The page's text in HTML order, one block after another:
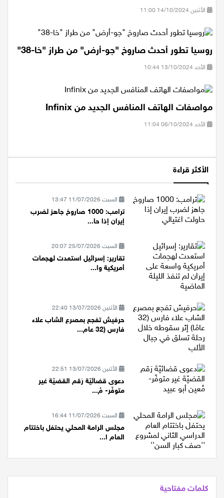
الأثنين 14/10/2024 11:00
روسيا تطور أحدث صاروخ "جو-أرض" من طراز "خا-38"
الأحد 13/10/2024 10:44
مواصفات الهاتف المنافس الجديد من Infinix
الأحد 06/10/2024 11:04
الأكثر قراءة
السبت 11/07/2026 13:47
ترامب: 1000 صاروخ جاهز لضرب
إيران إذا حا...
السبت 25/07/2026 20:07
تقارير: إسرائيل استعدت لهجمات
أمريكية وا...
الأثنين 13/07/2026 22:40
حرفيش تفجع بمصرع الشاب علاء
فارس (32 عام...
الأثنين 13/07/2026 22:51
دعوى قضائيّة رَقم القضيّة غير
متوفّر- مُ...
السبت 11/07/2026 16:44
مجلس الرامة المحلي يحتفل باختتام
العام ا...
كلمات مفتاحية